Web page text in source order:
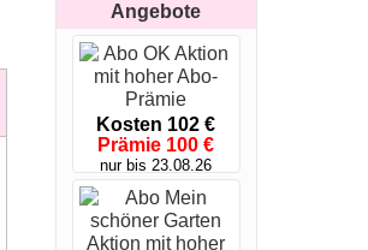
Angebote
Kosten 102 €
Prämie 100 €
nur bis 23.08.26